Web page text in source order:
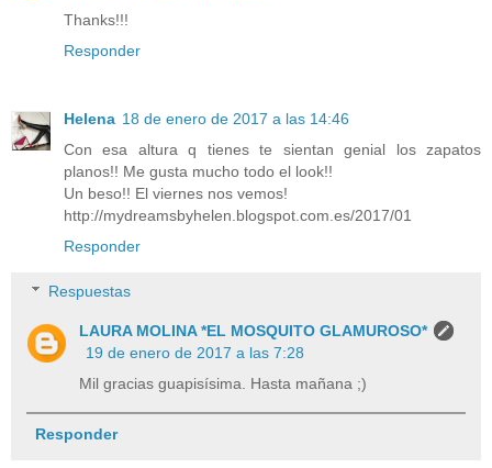
Thanks!!!
Responder
Helena 18 de enero de 2017 a las 14:46
Con esa altura q tienes te sientan genial los zapatos
planos!! Me gusta mucho todo el look!!
Un beso!! El viernes nos vemos!
http://mydreamsbyhelen.blogspot.com.es/2017/01
Responder
Respuestas
LAURA MOLINA *EL MOSQUITO GLAMUROSO*
19 de enero de 2017 a las 7:28
Mil gracias guapisísima. Hasta mañana ;)
Responder